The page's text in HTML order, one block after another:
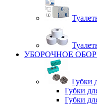
УБОРОЧНОЕ
Губки
Губки
Губки